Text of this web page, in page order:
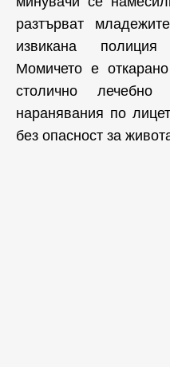
разтърват
извикана
Момичето е
столично
наранявания по
без опасност за